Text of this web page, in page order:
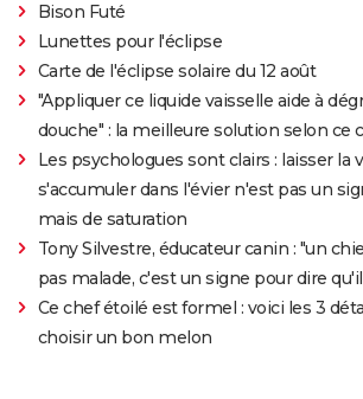
Bison Futé
Lunettes pour l'éclipse
Carte de l'éclipse solaire du 12 août
"Appliquer ce liquide vaisselle aide à
douche" : la meilleure solution selon ce
Les psychologues sont clairs : laisser la
s'accumuler dans l'évier n'est pas un
mais de saturation
Tony Silvestre, éducateur canin : "un
pas malade, c'est un signe pour dire
Ce chef étoilé est formel : voici les 3
choisir un bon melon